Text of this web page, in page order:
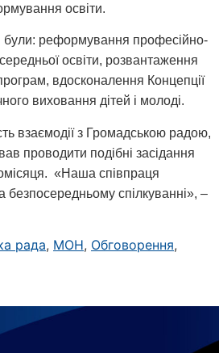
освіти.
реформування професійно-
середньої освіти, розвантаження
вдосконалення Концепції
виховання дітей і молоді.
взаємодії з Громадською радою,
проводити подібні засідання
«Наша співпраця
безпосередньому спілкуванні», –
рада, МОН, Обговорення,